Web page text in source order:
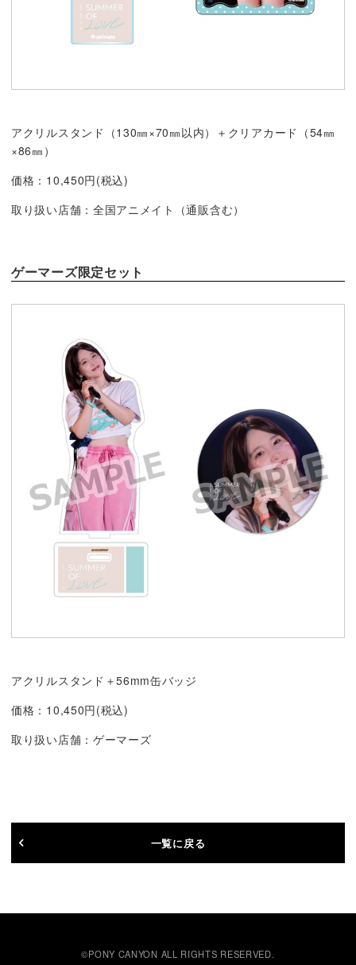
アクリルスタンド（130㎜×70㎜以内）＋クリアカード（54㎜
×86㎜）
価格：10,450円(税込)
取り扱い店舗：全国アニメイト（通販含む）
ゲーマーズ限定セット
アクリルスタンド＋56mm缶バッジ
価格：10,450円(税込)
取り扱い店舗：ゲーマーズ
一覧に戻る
©PONY CANYON ALL RIGHTS RESERVED.